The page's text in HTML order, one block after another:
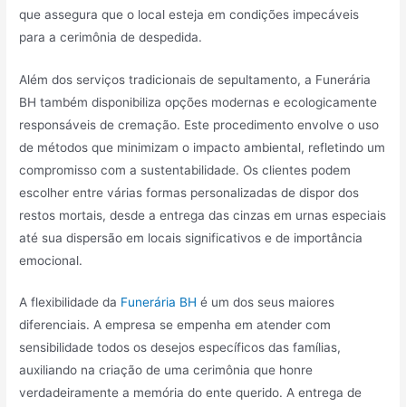
que assegura que o local esteja em condições impecáveis
para a cerimônia de despedida.
Além dos serviços tradicionais de sepultamento, a Funerária
BH também disponibiliza opções modernas e ecologicamente
responsáveis de cremação. Este procedimento envolve o uso
de métodos que minimizam o impacto ambiental, refletindo um
compromisso com a sustentabilidade. Os clientes podem
escolher entre várias formas personalizadas de dispor dos
restos mortais, desde a entrega das cinzas em urnas especiais
até sua dispersão em locais significativos e de importância
emocional.
A flexibilidade da Funerária BH é um dos seus maiores
diferenciais. A empresa se empenha em atender com
sensibilidade todos os desejos específicos das famílias,
auxiliando na criação de uma cerimônia que honre
verdadeiramente a memória do ente querido. A entrega de